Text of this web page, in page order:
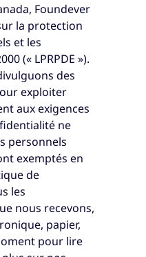
Foundever
la protection
et les
(« LPRPDE »).
des
exploiter
aux exigences
ne
personnels
exemptés en
de
les
nous recevons,
papier,
pour lire